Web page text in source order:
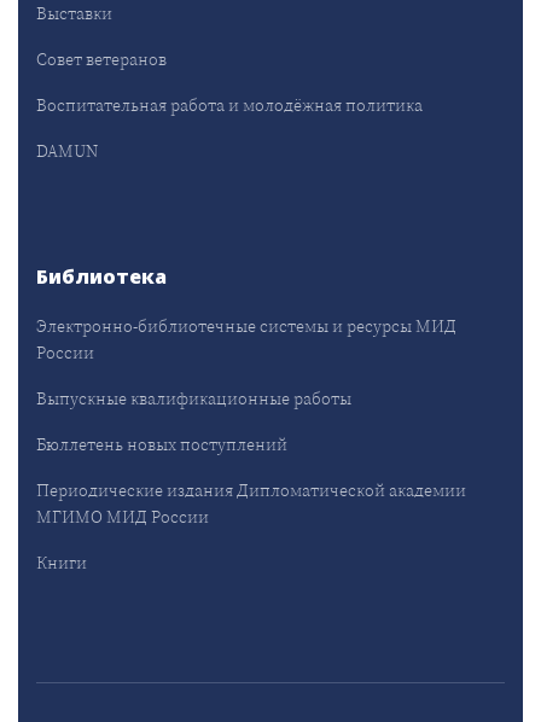
Выставки
Совет ветеранов
Воспитательная работа и молодёжная политика
DAMUN
Библиотека
Электронно-библиотечные системы и ресурсы МИД
России
Выпускные квалификационные работы
Бюллетень новых поступлений
Периодические издания Дипломатической академии
МГИМО МИД России
Книги